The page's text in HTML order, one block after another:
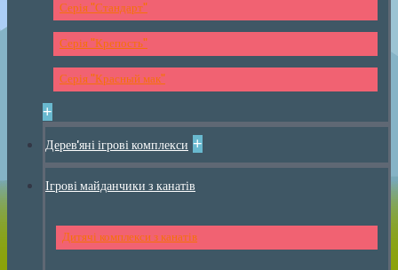
Серія "Стандарт"
Серія "Крепость"
Серія "Красный мак"
+
Дерев'яні ігрові комплекси +
Ігрові майданчики з канатів
Дитячі комплекси з канатів